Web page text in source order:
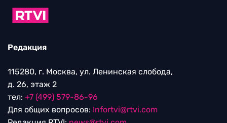
Редакция
115280, г. Москва, ул. Ленинская слобода,
д. 26, этаж 2
тел: +7 (499) 579-86-96
Для общих вопросов: Infortvi@rtvi.com